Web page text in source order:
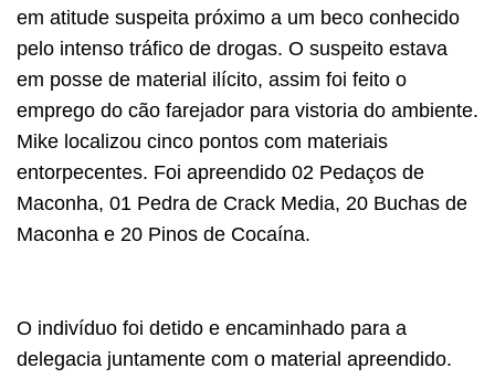
em atitude suspeita próximo a um beco conhecido
pelo intenso tráfico de drogas. O suspeito estava
em posse de material ilícito, assim foi feito o
emprego do cão farejador para vistoria do ambiente.
Mike localizou cinco pontos com materiais
entorpecentes. Foi apreendido 02 Pedaços de
Maconha, 01 Pedra de Crack Media, 20 Buchas de
Maconha e 20 Pinos de Cocaína.
O indivíduo foi detido e encaminhado para a
delegacia juntamente com o material apreendido.